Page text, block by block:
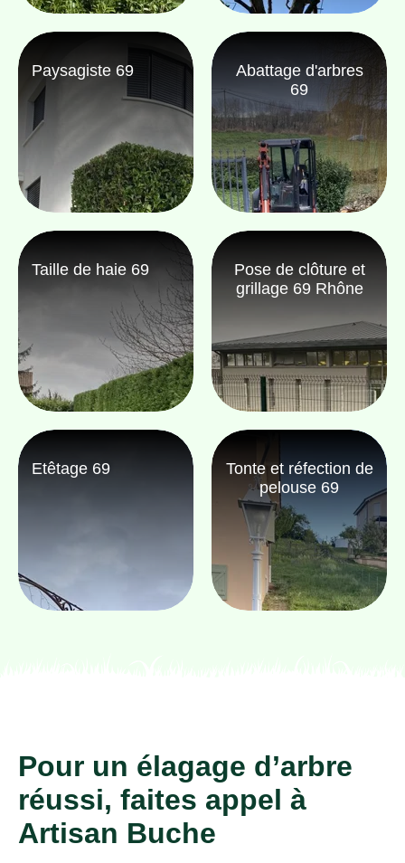
Paysagiste 69
Abattage d'arbres
69
Taille de haie 69
Pose de clôture et
grillage 69 Rhône
Etêtage 69
Tonte et réfection de
pelouse 69
Pour un élagage d’arbre
réussi, faites appel à
Artisan Buche